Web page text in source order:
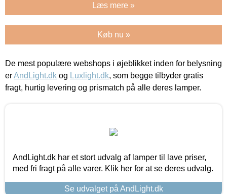
Læs mere »
Køb nu »
De mest populære webshops i øjeblikket inden for belysning
erAndLight.dk og Luxlight.dk, som begge tilbyder gratis
fragt, hurtig levering og prismatch på alle deres lamper.
AndLight.dk har et stort udvalg af lamper til lave priser,
med fri fragt på alle varer. Klik her for at se deres udvalg.
Se udvalget på AndLight.dk